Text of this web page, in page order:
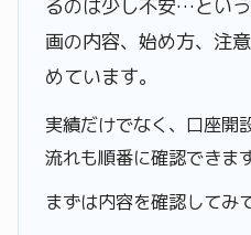
るのは少し不安…とい
画の内容、始め方、注
めています。
実績だけでなく、口座開
流れも順番に確認できます
まずは内容を確認してみ